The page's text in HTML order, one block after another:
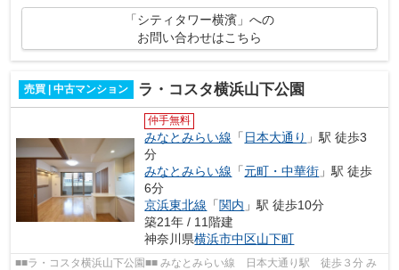
「シティタワー横濱」への
お問い合わせはこちら
売買 | 中古マンション ラ・コスタ横浜山下公園
仲手無料
みなとみらい線 「日本大通り 」駅 徒歩3
分
みなとみらい線 「元町・中華街 」駅 徒歩
6分
京浜東北線 「関内 」駅 徒歩10分
築21年 / 11階建
神奈川県横浜市中区山下町
■■ラ・コスタ横浜山下公園■■ みなとみらい線 日本大通り駅 徒歩３分 み